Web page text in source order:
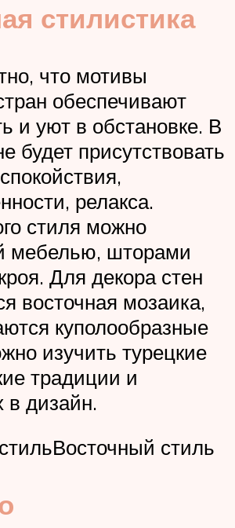
стилистика
что мотивы
обеспечивают
и уют в обстановке. В
будет присутствовать
релакса.
стиля можно
мебелью, шторами
Для декора стен
восточная мозаика,
куполообразные
изучить турецкие
традиции и
в дизайн.
стиль